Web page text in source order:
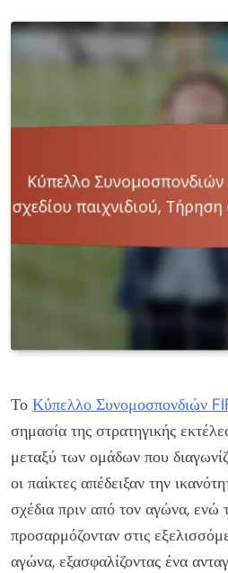
Το Κύπελλο Συνομοσπονδιών
σημασία της στρατηγικής
μεταξύ των ομάδων που
οι παίκτες απέδειξαν την
σχέδια πριν από τον αγώνα, ενώ
προσαρμόζονταν στις
αγώνα, εξασφαλίζοντας ένα